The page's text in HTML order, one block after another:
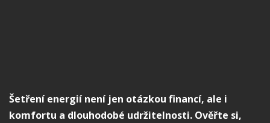
Šetření energií není jen otázkou financí, ale i
komfortu a dlouhodobé udržitelnosti. Ověřte si,